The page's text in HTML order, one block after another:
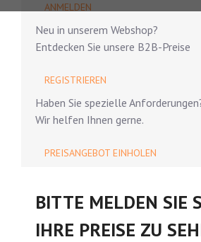
ANMELDEN
Neu in unserem Webshop?
Entdecken Sie unsere B2B-Preise
REGISTRIEREN
Haben Sie spezielle
Wir helfen Ihnen gerne.
PREISANGEBOT EINHOLEN
BITTE MELDEN SIE
IHRE PREISE ZU